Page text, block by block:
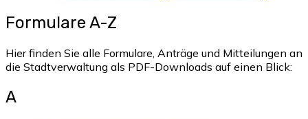
Formulare A-Z
Hier finden Sie alle Formulare, Anträge und Mitteilungen an
die Stadtverwaltung als PDF-Downloads auf einen Blick:
A